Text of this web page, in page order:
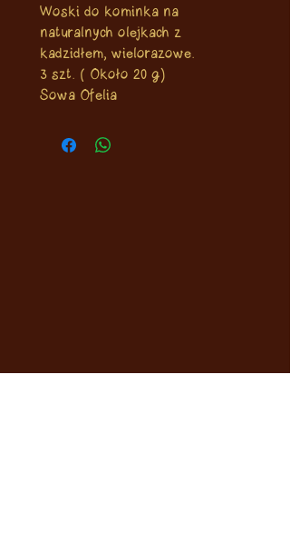
Woski do kominka na
naturalnych olejkach z
kadzidłem, wielorazowe.
3 szt. ( Około 20 g)
Sowa Ofelia